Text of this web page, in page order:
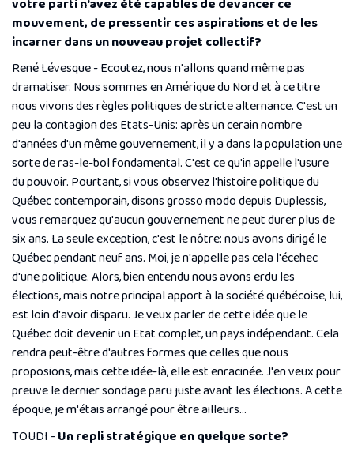
votre parti n'avez été capables de devancer ce
mouvement, de pressentir ces aspirations et de les
incarner dans un nouveau projet collectif?
René Lévesque - Ecoutez, nous n'allons quand même pas
dramatiser. Nous sommes en Amérique du Nord et à ce titre
nous vivons des règles politiques de stricte alternance. C'est un
peu la contagion des Etats-Unis: après un cerain nombre
d'années d'un même gouvernement, il y a dans la population une
sorte de ras-le-bol fondamental. C'est ce qu'in appelle l'usure
du pouvoir. Pourtant, si vous observez l'histoire politique du
Québec contemporain, disons grosso modo depuis Duplessis,
vous remarquez qu'aucun gouvernement ne peut durer plus de
six ans. La seule exception, c'est le nôtre: nous avons dirigé le
Québec pendant neuf ans. Moi, je n'appelle pas cela l'écehec
d'une politique. Alors, bien entendu nous avons erdu les
élections, mais notre principal apport à la société québécoise, lui,
est loin d'avoir disparu. Je veux parler de cette idée que le
Québec doit devenir un Etat complet, un pays indépendant. Cela
rendra peut-être d'autres formes que celles que nous
proposions, mais cette idée-là, elle est enracinée. J'en veux pour
preuve le dernier sondage paru juste avant les élections. A cette
époque, je m'étais arrangé pour être ailleurs...
TOUDI -Un repli stratégique en quelque sorte?